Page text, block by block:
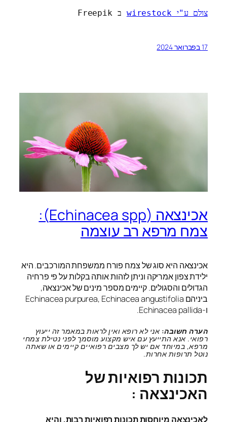
צולם ע"י wirestock ב Freepik
17 בפברואר 2024
אכינצאה (Echinacea spp):
צמח מרפא רב עוצמה
אכינצאה היא סוג של צמח פורח ממשפחת המורכבים. היא
ילידת צפון אמריקה וניתן לזהות אותה בקלות על פי פרחיה
הגדולים והסגולים. קיימים מספר מינים של אכינצאה,
ביניהם Echinacea purpurea, Echinacea angustifolia
ו-Echinacea pallida.
הערה חשובה: אני לא רופא ואין לראות במאמר זה ייעוץ
רפואי. אנא התייעץ עם איש מקצוע מוסמך לפני נטילת צמחי
מרפא, במיוחד אם יש לך מצבים רפואיים קיימים או שאתה
נוטל תרופות אחרות.
תכונות רפואיות של
האכינצאה :
לאכינצאה מיוחסות תכונות רפואיות רבות, והיא